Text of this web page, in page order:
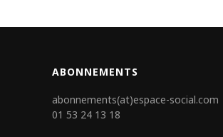
ABONNEMENTS
abonnements(at)espace-social.com
01 53 24 13 18